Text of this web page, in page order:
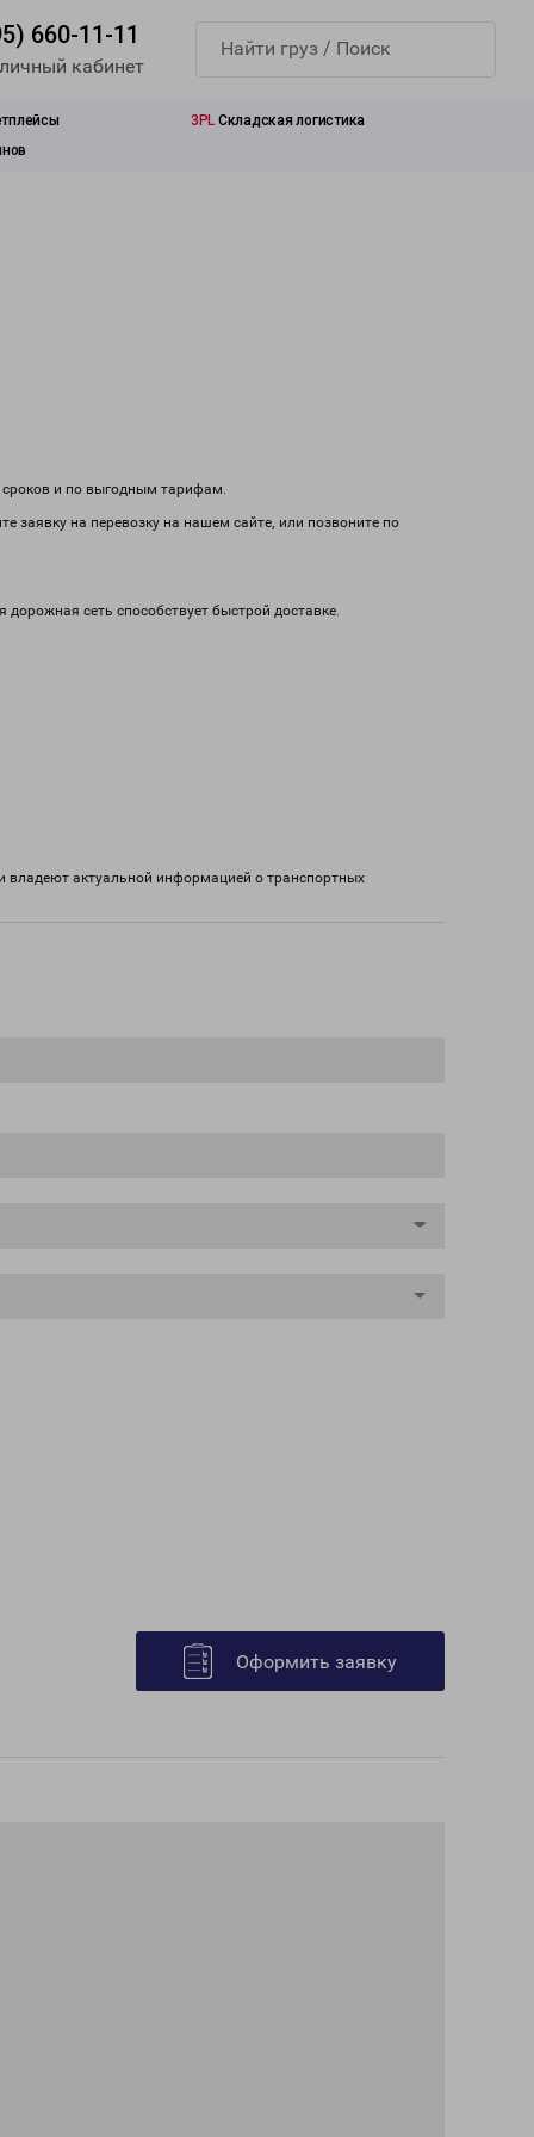
660-11-11
кабинет
3PL Складская логистика
сроков и по выгодным тарифам.
заявку на перевозку на нашем сайте, или позвоните по
сеть способствует быстрой доставке.
владеют актуальной информацией о транспортных
Оформить заявку